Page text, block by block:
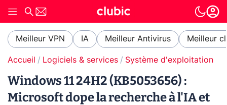
Meilleur VPN IA Meilleur Antivirus Meilleur
Accueil Logiciels & services Système d'exploitation
Windows 11 24H2 (KB5053656) :
Microsoft dope la recherche à l'IA et